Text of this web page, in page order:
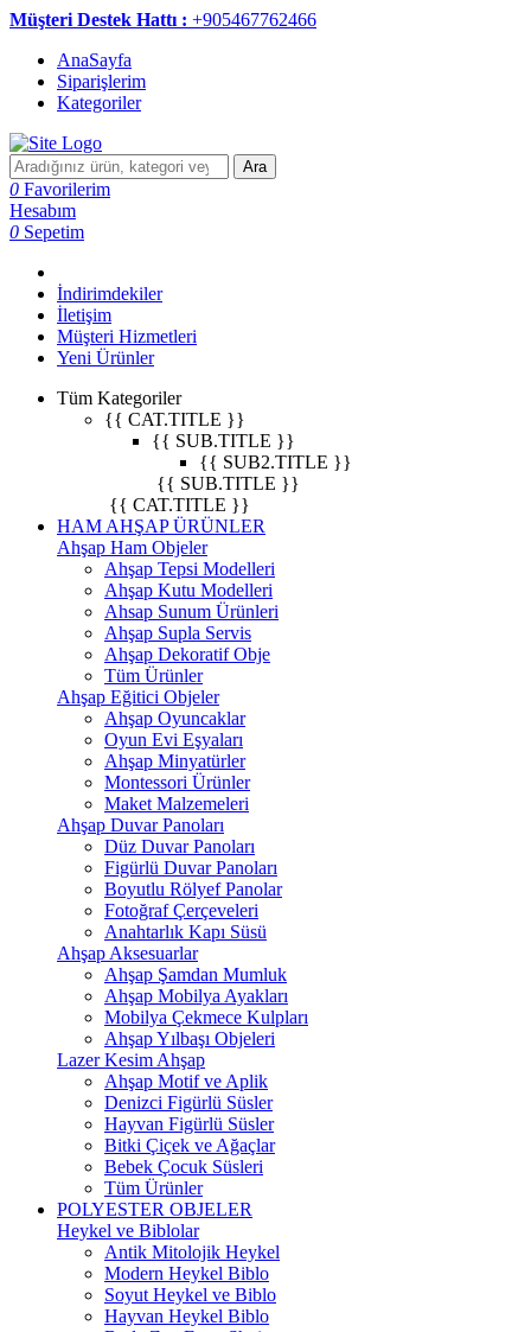
Müşteri Destek Hattı : +905467762466
AnaSayfa
Siparişlerim
Kategoriler
Ara
0 Favorilerim
Hesabım
0 Sepetim
İndirimdekiler
İletişim
Müşteri Hizmetleri
Yeni Ürünler
Tüm Kategoriler
{{ CAT.TITLE }}
{{ SUB.TITLE }}
{{ SUB2.TITLE }}
{{ SUB.TITLE }}
{{ CAT.TITLE }}
HAM AHŞAP ÜRÜNLER
Ahşap Ham Objeler
Ahşap Tepsi Modelleri
Ahşap Kutu Modelleri
Ahsap Sunum Ürünleri
Ahşap Supla Servis
Ahşap Dekoratif Obje
Tüm Ürünler
Ahşap Eğitici Objeler
Ahşap Oyuncaklar
Oyun Evi Eşyaları
Ahşap Minyatürler
Montessori Ürünler
Maket Malzemeleri
Ahşap Duvar Panoları
Düz Duvar Panoları
Figürlü Duvar Panoları
Boyutlu Rölyef Panolar
Fotoğraf Çerçeveleri
Anahtarlık Kapı Süsü
Ahşap Aksesuarlar
Ahşap Şamdan Mumluk
Ahşap Mobilya Ayakları
Mobilya Çekmece Kulpları
Ahşap Yılbaşı Objeleri
Lazer Kesim Ahşap
Ahşap Motif ve Aplik
Denizci Figürlü Süsler
Hayvan Figürlü Süsler
Bitki Çiçek ve Ağaçlar
Bebek Çocuk Süsleri
Tüm Ürünler
POLYESTER OBJELER
Heykel ve Biblolar
Antik Mitolojik Heykel
Modern Heykel Biblo
Soyut Heykel ve Biblo
Hayvan Heykel Biblo